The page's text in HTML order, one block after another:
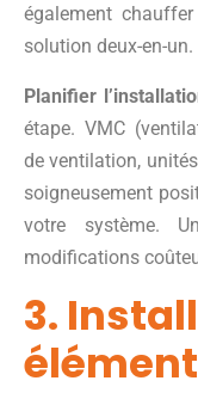
également
solution deux-en-un.
Planifier
étape. VMC
de ventilation,
soigneusement
votre système.
modifications
3.